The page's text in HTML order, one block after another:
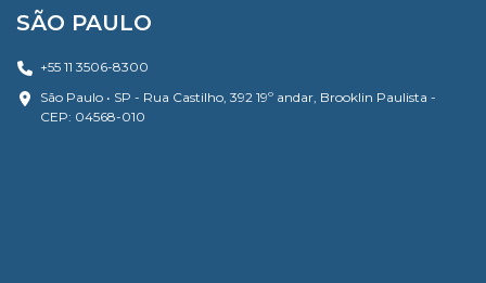
SÃO PAULO
+55 11 3506-8300
São Paulo • SP - Rua Castilho, 392 19º andar, Brooklin Paulista -
CEP: 04568-010